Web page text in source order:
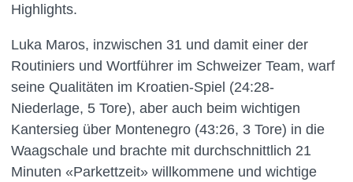
Highlights.
Luka Maros, inzwischen 31 und damit einer der
Routiniers und Wortführer im Schweizer Team, warf
seine Qualitäten im Kroatien-Spiel (24:28-
Niederlage, 5 Tore), aber auch beim wichtigen
Kantersieg über Montenegro (43:26, 3 Tore) in die
Waagschale und brachte mit durchschnittlich 21
Minuten «Parkettzeit» willkommene und wichtige